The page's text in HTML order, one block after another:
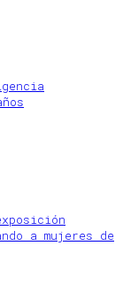
a mujeres de